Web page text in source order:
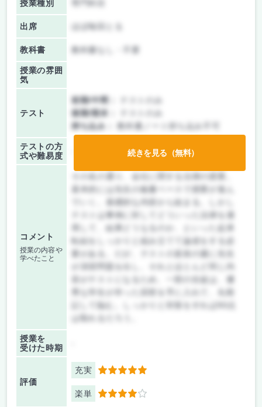
授業種別
出席 ほぼ毎回とる
教科書 教科書なし・不要
授業の雰囲
気
テスト
前期/中間：
後期/期末：
持ち込み：
教科書ノート持ち込み不可
テストの方
式や難易度
コメント
授業の内容や
学べたこと
その名の通り、会社に関する法律の授業。
基本的には先生の板書ベースで授業が進ん
でいく。基礎的な内容から始まる。しかし
用して、結果どうなるのか、といった起承
転結をしっかりと組み立てて論述をする必
要がある。だが、テストの直前の週に先生
容がテストになるため、一部の生徒は、優
記して臨む。しっかりと対策をすれば80点
授業を
受けた時期
評価
充実 5
楽単 4
続きを見る（無料）